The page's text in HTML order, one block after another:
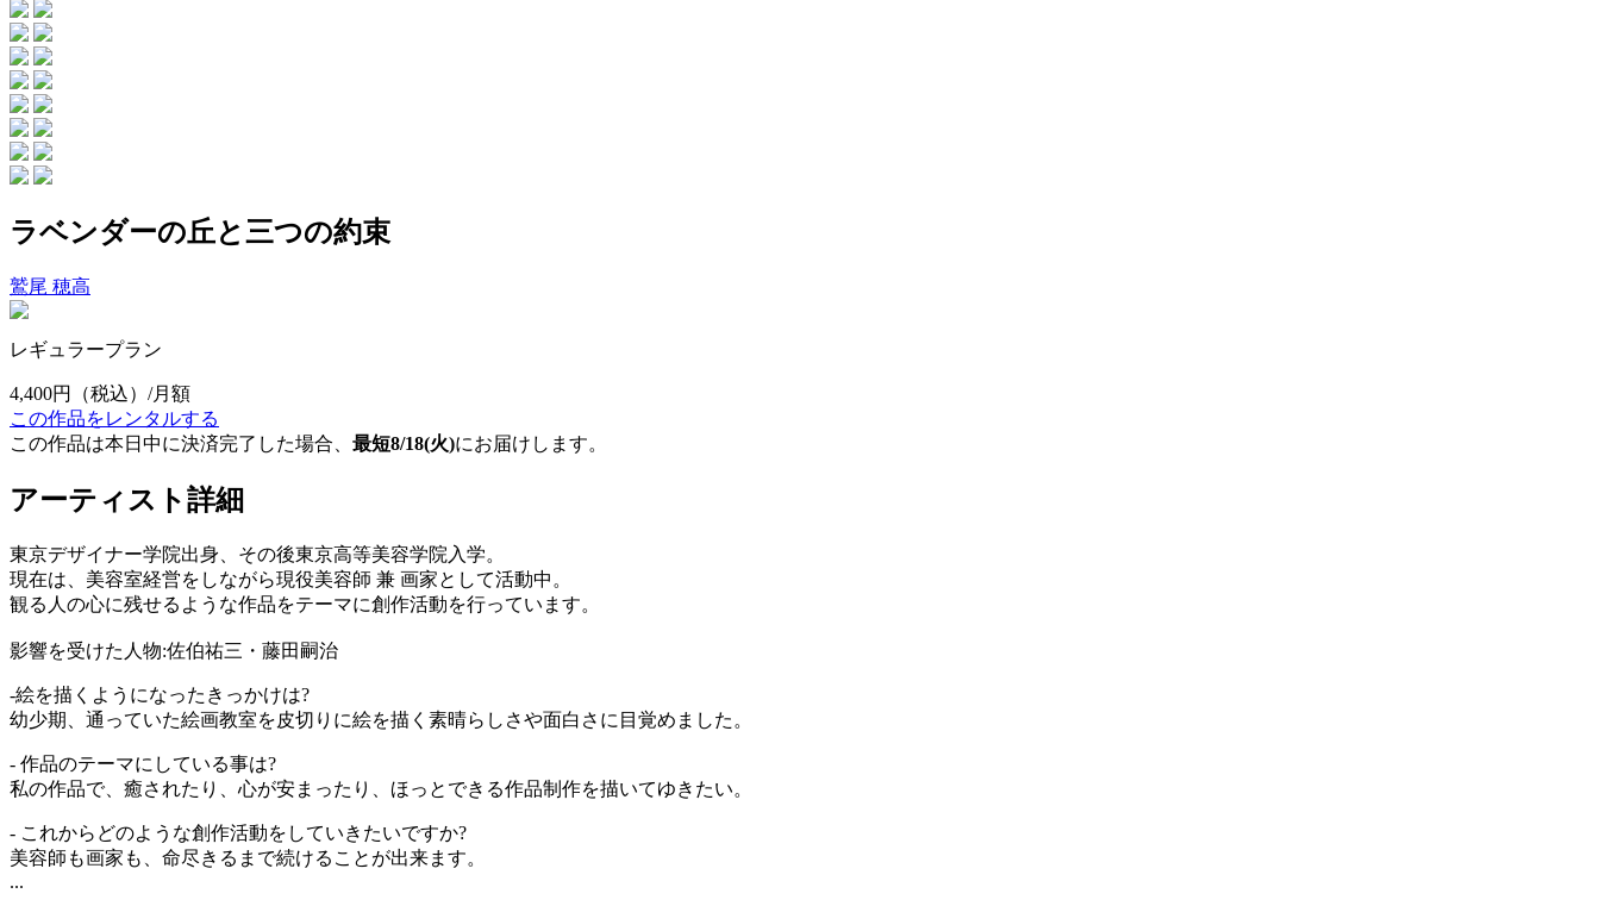
ラベンダーの丘と三つの約束
鷲尾 穂高
レギュラープラン
4,400円
（税込）/月額
この作品をレンタルする
この作品は本日中に決済完了した場合、 最短8/18(火)にお届けします。
アーティスト詳細
東京デザイナー学院出身、その後東京高等美容学院入学。
現在は、美容室経営をしながら現役美容師 兼 画家として活動中。
観る人の心に残せるような作品をテーマに創作活動を行っています。
影響を受けた人物:佐伯祐三・藤田嗣治
-絵を描くようになったきっかけは?
幼少期、通っていた絵画教室を皮切りに絵を描く素晴らしさや面白さに目覚めました。
- 作品のテーマにしている事は?
私の作品で、癒されたり、心が安まったり、ほっとできる作品制作を描いてゆきたい。
- これからどのような創作活動をしていきたいですか?
美容師も画家も、命尽きるまで続けることが出来ます。
...